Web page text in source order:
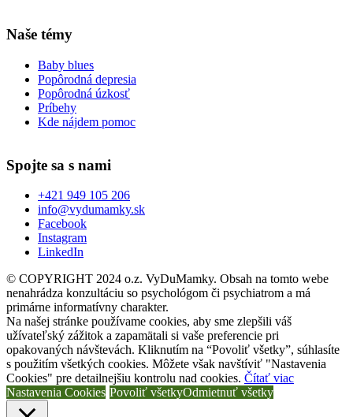
Naše témy
Baby blues
Popôrodná depresia
Popôrodná úzkosť
Príbehy
Kde nájdem pomoc
Spojte sa s nami
+421 949 105 206
info@vydumamky.sk
Facebook
Instagram
LinkedIn
© COPYRIGHT 2024 o.z. VyDuMamky. Obsah na tomto webe
nenahrádza konzultáciu so psychológom či psychiatrom a má
primárne informatívny charakter.
Na našej stránke používame cookies, aby sme zlepšili váš
užívateľský zážitok a zapamätali si vaše preferencie pri
opakovaných návštevách. Kliknutím na “Povoliť všetky”, súhlasíte
s použitím všetkých cookies. Môžete však navštíviť "Nastavenia
Cookies" pre detailnejšiu kontrolu nad cookies. Čítať viac
Nastavenia Cookies Povoliť všetkyOdmietnuť všetky